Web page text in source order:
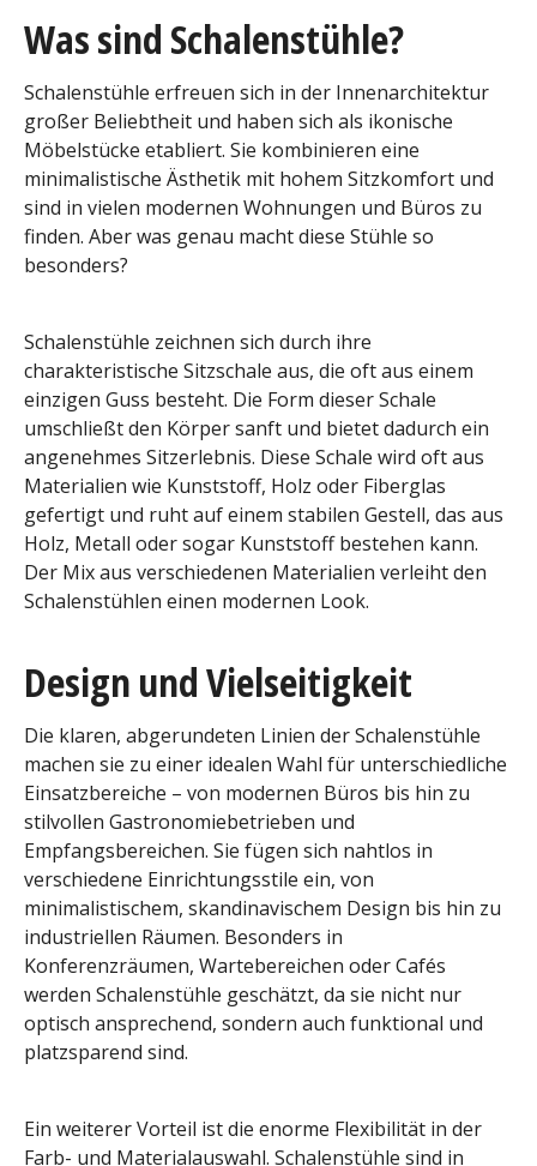
Was sind Schalenstühle?
Schalenstühle erfreuen sich in der Innenarchitektur
großer Beliebtheit und haben sich als ikonische
Möbelstücke etabliert. Sie kombinieren eine
minimalistische Ästhetik mit hohem Sitzkomfort und
sind in vielen modernen Wohnungen und Büros zu
finden. Aber was genau macht diese Stühle so
besonders?
Schalenstühle zeichnen sich durch ihre
charakteristische Sitzschale aus, die oft aus einem
einzigen Guss besteht. Die Form dieser Schale
umschließt den Körper sanft und bietet dadurch ein
angenehmes Sitzerlebnis. Diese Schale wird oft aus
Materialien wie Kunststoff, Holz oder Fiberglas
gefertigt und ruht auf einem stabilen Gestell, das aus
Holz, Metall oder sogar Kunststoff bestehen kann.
Der Mix aus verschiedenen Materialien verleiht den
Schalenstühlen einen modernen Look.
Design und Vielseitigkeit
Die klaren, abgerundeten Linien der Schalenstühle
machen sie zu einer idealen Wahl für unterschiedliche
Einsatzbereiche – von modernen Büros bis hin zu
stilvollen Gastronomiebetrieben und
Empfangsbereichen. Sie fügen sich nahtlos in
verschiedene Einrichtungsstile ein, von
minimalistischem, skandinavischem Design bis hin zu
industriellen Räumen. Besonders in
Konferenzräumen, Wartebereichen oder Cafés
werden Schalenstühle geschätzt, da sie nicht nur
optisch ansprechend, sondern auch funktional und
platzsparend sind.
Ein weiterer Vorteil ist die enorme Flexibilität in der
Farb- und Materialauswahl. Schalenstühle sind in